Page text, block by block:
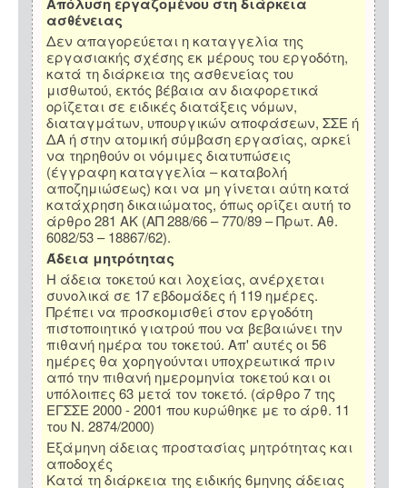
ασθένειας
Δεν απαγορεύεται η καταγγελία της
εργασιακής σχέσης εκ μέρους του εργοδότη,
κατά τη διάρκεια της ασθενείας του
μισθωτού, εκτός βέβαια αν διαφορετικά
ορίζεται σε ειδικές διατάξεις νόμων,
διαταγμάτων, υπουργικών αποφάσεων, ΣΣΕ ή
ΔΑ ή στην ατομική σύμβαση εργασίας, αρκεί
να τηρηθούν οι νόμιμες διατυπώσεις
(έγγραφη καταγγελία – καταβολή
αποζημιώσεως) και να μη γίνεται αύτη κατά
κατάχρηση δικαιώματος, όπως ορίζει αυτή το
άρθρο 281 ΑΚ (ΑΠ 288/66 – 770/89 – Πρωτ. Αθ.
6082/53 – 18867/62).
Άδεια μητρότητας
Η άδεια τοκετού και λοχείας, ανέρχεται
συνολικά σε 17 εβδομάδες ή 119 ημέρες.
Πρέπει να προσκομισθεί στον εργοδότη
πιστοποιητικό γιατρού που να βεβαιώνει την
πιθανή ημέρα του τοκετού. Απ' αυτές οι 56
ημέρες θα χορηγούνται υποχρεωτικά πριν
από την πιθανή ημερομηνία τοκετού και οι
υπόλοιπες 63 μετά τον τοκετό. (άρθρο 7 της
ΕΓΣΣΕ 2000 - 2001 που κυρώθηκε με το άρθ. 11
του Ν. 2874/2000)
Εξάμηνη άδειας προστασίας μητρότητας και
αποδοχές
Κατά τη διάρκεια της ειδικής 6μηνης άδειας